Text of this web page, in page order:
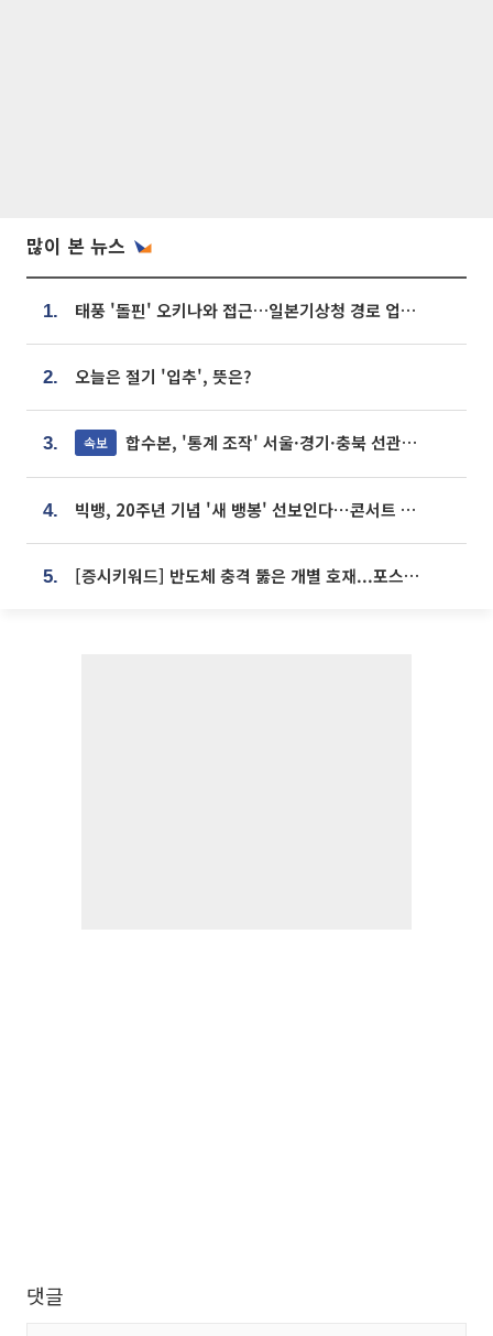
많이 본 뉴스
1. 태풍 '돌핀' 오키나와 접근…일본기상청 경로 업데이트
2. 오늘은 절기 '입추', 뜻은?
3. 속보 합수본, '통계 조작' 서울·경기·충북 선관위 등 추가 압수수색
4. 빅뱅, 20주년 기념 '새 뱅봉' 선보인다⋯콘서트 앞두고 팝업 개최
5. [증시키워드] 반도체 충격 뚫은 개별 호재...포스코퓨처엠·에코프로·한화솔루션 '눈길'
댓글